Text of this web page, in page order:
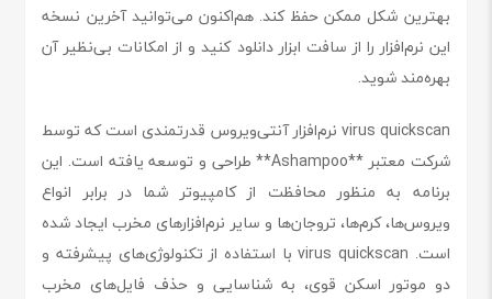
بهترین شکل ممکن حفظ کند. هم‌اکنون می‌توانید آخرین نسخه
این نرم‌افزار را از سافت ابزار دانلود کنید و از امکانات بی‌نظیر آن
بهره‌مند شوید.
virus quickscan نرم‌افزار آنتی‌ویروس قدرتمندی است که توسط
شرکت معتبر **Ashampoo** طراحی و توسعه یافته است. این
برنامه به منظور محافظت از کامپیوتر شما در برابر انواع
ویروس‌ها، کرم‌ها، تروجان‌ها و سایر نرم‌افزارهای مخرب ایجاد شده
است. virus quickscan با استفاده از تکنولوژی‌های پیشرفته و
دو موتور اسکن قوی، به شناسایی و حذف فایل‌های مخرب